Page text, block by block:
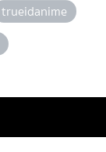
trueidanime